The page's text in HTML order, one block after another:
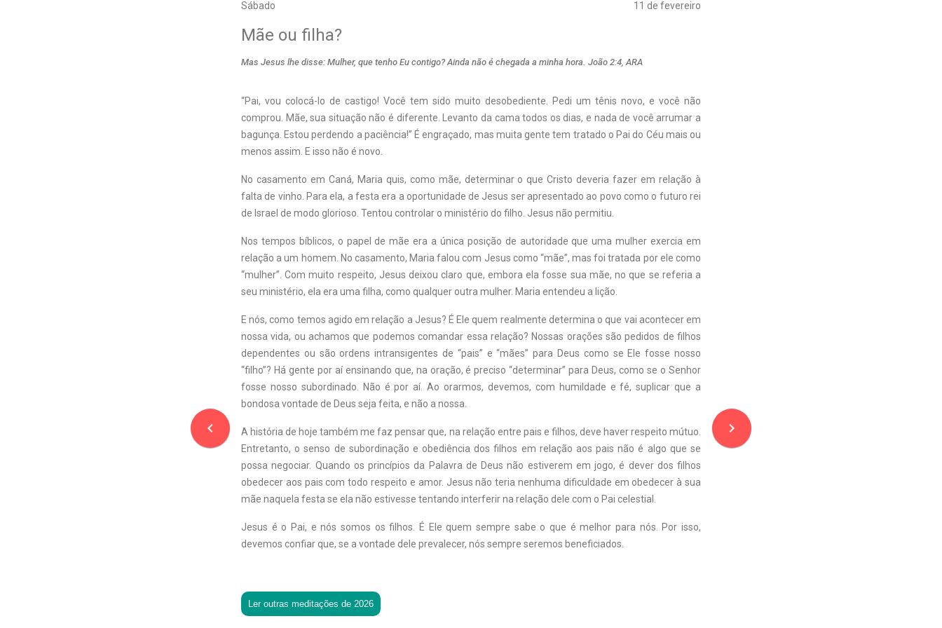
Sábado 11 de fevereiro
navigate_before
Mãe ou filha?
Mas Jesus lhe disse: Mulher, que tenho Eu contigo? Ainda não é chegada a minha hora. João 2:4, ARA
“Pai, vou colocá-lo de castigo! Você tem sido muito desobediente. Pedi um tênis novo, e você não
comprou. Mãe, sua situação não é diferente. Levanto da cama todos os dias, e nada de você arrumar a
bagunça. Estou perdendo a paciência!” É engraçado, mas muita gente tem tratado o Pai do Céu mais ou
menos assim. E isso não é novo.
No casamento em Caná, Maria quis, como mãe, determinar o que Cristo deveria fazer em relação à
falta de vinho. Para ela, a festa era a oportunidade de Jesus ser apresentado ao povo como o futuro rei
de Israel de modo glorioso. Tentou controlar o ministério do filho. Jesus não permitiu.
Nos tempos bíblicos, o papel de mãe era a única posição de autoridade que uma mulher exercia em
relação a um homem. No casamento, Maria falou com Jesus como “mãe”, mas foi tratada por ele como
“mulher”. Com muito respeito, Jesus deixou claro que, embora ela fosse sua mãe, no que se referia a
seu ministério, ela era uma filha, como qualquer outra mulher. Maria entendeu a lição.
E nós, como temos agido em relação a Jesus? É Ele quem realmente determina o que vai acontecer em
nossa vida, ou achamos que podemos comandar essa relação? Nossas orações são pedidos de filhos
dependentes ou são ordens intransigentes de “pais” e “mães” para Deus como se Ele fosse nosso
“filho”? Há gente por aí ensinando que, na oração, é preciso “determinar” para Deus, como se o Senhor
fosse nosso subordinado. Não é por aí. Ao orarmos, devemos, com humildade e fé, suplicar que a
bondosa vontade de Deus seja feita, e não a nossa.
A história de hoje também me faz pensar que, na relação entre pais e filhos, deve haver respeito mútuo.
Entretanto, o senso de subordinação e obediência dos filhos em relação aos pais não é algo que se
possa negociar. Quando os princípios da Palavra de Deus não estiverem em jogo, é dever dos filhos
obedecer aos pais com todo respeito e amor. Jesus não teria nenhuma dificuldade em obedecer à sua
mãe naquela festa se ela não estivesse tentando interferir na relação dele com o Pai celestial.
Jesus é o Pai, e nós somos os filhos. É Ele quem sempre sabe o que é melhor para nós. Por isso,
devemos confiar que, se a vontade dele prevalecer, nós sempre seremos beneficiados.
Ler outras meditações de 2026
navigate_next